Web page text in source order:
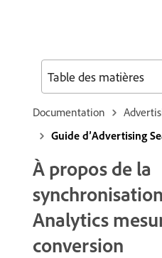
Documentation
Guide d’Advertising
À propos de la
Analytics
conversion
Table des matières